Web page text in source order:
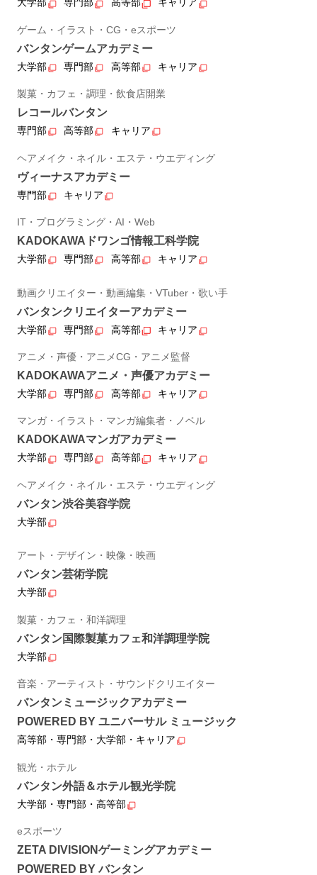
大学部 専門部 高等部 キャリア
ゲーム・イラスト・CG・eスポーツ
バンタンゲームアカデミー
大学部 専門部 高等部 キャリア
製菓・カフェ・調理・飲食店開業
レコールバンタン
専門部 高等部 キャリア
ヘアメイク・ネイル・エステ・ウエディング
ヴィーナスアカデミー
専門部 キャリア
IT・プログラミング・AI・Web
KADOKAWAドワンゴ情報工科学院
大学部 専門部 高等部 キャリア
動画クリエイター・動画編集・VTuber・歌い手
バンタンクリエイターアカデミー
大学部 専門部 高等部 キャリア
アニメ・声優・アニメCG・アニメ監督
KADOKAWAアニメ・声優アカデミー
大学部 専門部 高等部 キャリア
マンガ・イラスト・マンガ編集者・ノベル
KADOKAWAマンガアカデミー
大学部 専門部 高等部 キャリア
ヘアメイク・ネイル・エステ・ウエディング
バンタン渋谷美容学院
大学部
アート・デザイン・映像・映画
バンタン芸術学院
大学部
製菓・カフェ・和洋調理
バンタン国際製菓カフェ和洋調理学院
大学部
音楽・アーティスト・サウンドクリエイター
バンタンミュージックアカデミー
POWERED BY ユニバーサル ミュージック
高等部・専門部・大学部・キャリア
観光・ホテル
バンタン外語＆ホテル観光学院
大学部・専門部・高等部
eスポーツ
ZETA DIVISIONゲーミングアカデミー
POWERED BY バンタン